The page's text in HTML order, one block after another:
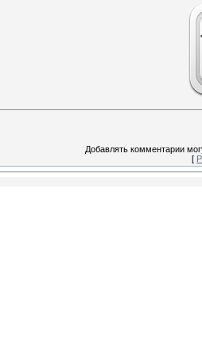
Добавлять комментарии
[